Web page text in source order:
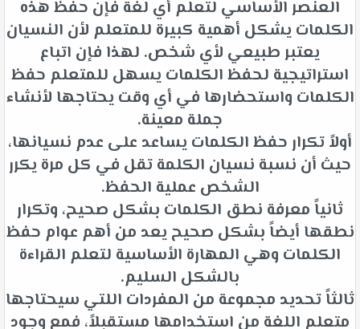
العنصر الأساسي لتعلم أي لغة فإن حفظ هذه
الكلمات يشكل أهمية كبيرة للمتعلم لأن النسيان
يعتبر طبيعي لأي شخص. لهذا فإن اتباع
استراتيجية لحفظ الكلمات يسهل للمتعلم حفظ
الكلمات واستحضارها في أي وقت يحتاجها لأنشاء
جملة معينة.
أولاً تكرار حفظ الكلمات يساعد على عدم نسيانها،
حيث أن نسبة نسيان الكلمة تقل في كل مرة يكرر
الشخص عملية الحفظ.
ثانياً معرفة نطق الكلمات بشكل صحيح، وتكرار
نطقها أيضاً بشكل صحيح يعد من أهم عوام حفظ
الكلمات وهي المهارة الأساسية لتعلم القراءة
بالشكل السليم.
ثالثاً تحديد مجموعة من المفردات اللتي سيحتاجها
متعلم اللغة من استخدامها مستقبلاً، فمع وجود